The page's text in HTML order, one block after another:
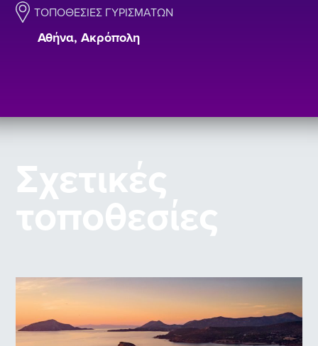
ΤΟΠΟΘΕΣΊΕΣ ΓΥΡΙΣΜΆΤΩΝ
Αθήνα, Ακρόπολη
Σχετικές
τοποθεσίες